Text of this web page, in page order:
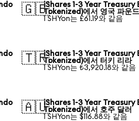
🇬🇧iShares 1-3 Year Treasury
Tokenized)에서 영국 파운
1 SHYon는 £61.19와 같음
🇹🇷iShares 1-3 Year Treasury
Tokenized)에서 터키 리라
1 SHYon는 ₺3,920.18와 같음
🇦🇺iShares 1-3 Year Treasury
Tokenized)에서 호주 달러
1 SHYon는 $116.88와 같음